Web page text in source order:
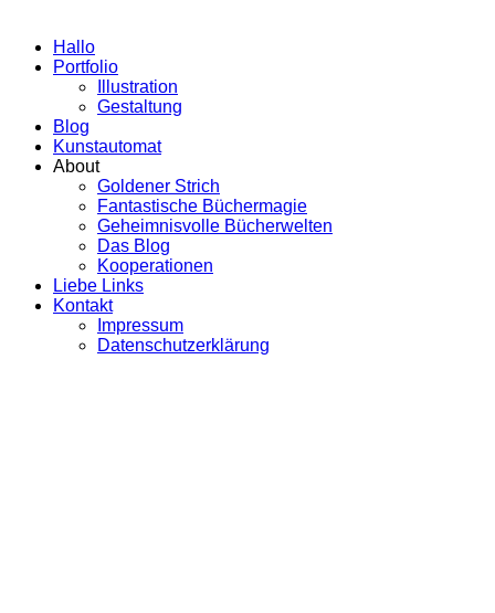
Hallo
Portfolio
Illustration
Gestaltung
Blog
Kunstautomat
About
Goldener Strich
Fantastische Büchermagie
Geheimnisvolle Bücherwelten
Das Blog
Kooperationen
Liebe Links
Kontakt
Impressum
Datenschutzerklärung